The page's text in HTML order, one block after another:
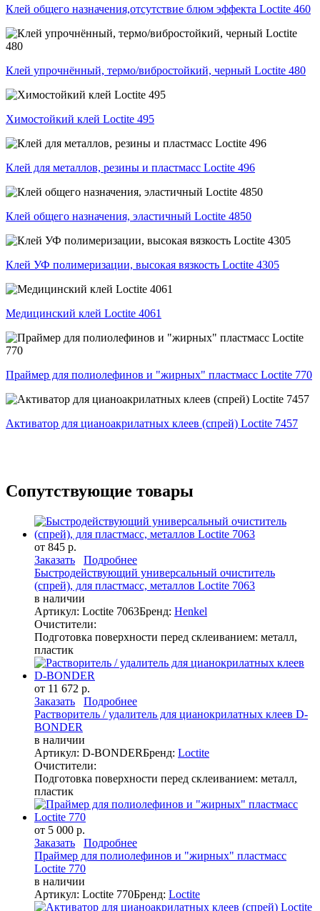
Клей общего назначения,отсутствие блюм эффекта Loctite 460
Клей упрочнённый, термо/вибростойкий, черный Loctite 480
Химостойкий клей Loctite 495
Клей для металлов, резины и пластмасс Loctite 496
Клей общего назначения, эластичный Loctite 4850
Клей УФ полимеризации, высокая вязкость Loctite 4305
Медицинский клей Loctite 4061
Праймер для полиолефинов и "жирных" пластмасс Loctite 770
Активатор для цианоакрилатных клеев (спрей) Loctite 7457
Сопутствующие товары
от 845 р.
Заказать
Подробнее
Быстродействующий универсальный очиститель
(спрей), для пластмасс, металлов Loctite 7063
в наличии
Артикул: Loctite 7063Бренд: Henkel
Очистители:
Подготовка поверхности перед склеиванием: металл,
пластик
от 11 672 р.
Заказать
Подробнее
Растворитель / удалитель для цианокрилатных клеев D-
BONDER
в наличии
Артикул: D-BONDERБренд: Loctite
Очистители:
Подготовка поверхности перед склеиванием: металл,
пластик
от 5 000 р.
Заказать
Подробнее
Праймер для полиолефинов и "жирных" пластмасс
Loctite 770
в наличии
Артикул: Loctite 770Бренд: Loctite